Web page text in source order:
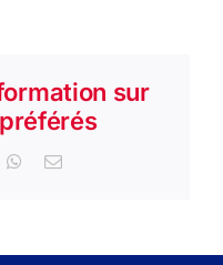
sur
WhatsApp
Email